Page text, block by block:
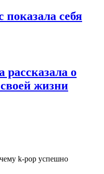
себя
рассказала о
жизни
k-pop успешно